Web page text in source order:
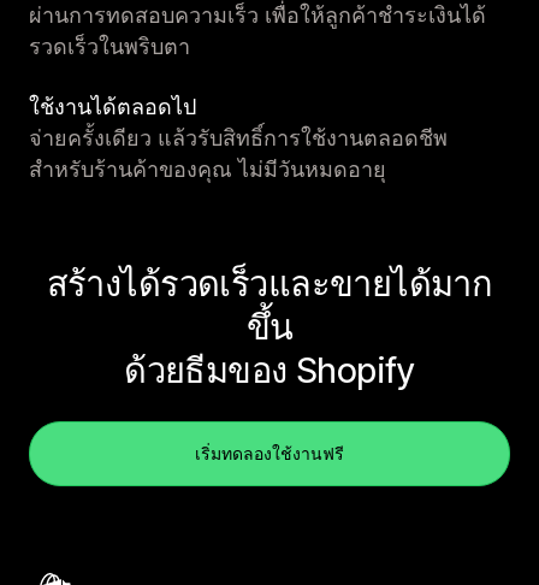
ผ่านการทดสอบความเร็ว เพื่อให้ลูกค้าชำระเงินได้
รวดเร็วในพริบตา
ใช้งานได้ตลอดไป
จ่ายครั้งเดียว แล้วรับสิทธิ์การใช้งานตลอดชีพ
สำหรับร้านค้าของคุณ ไม่มีวันหมดอายุ
สร้างได้รวดเร็วและขายได้มาก
ขึ้น
ด้วยธีมของ Shopify
เริ่มทดลองใช้งานฟรี